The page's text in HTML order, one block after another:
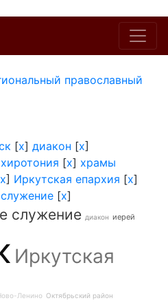
православный
[x] диакон [x]
хиротония [x] храмы
x] Иркутская епархия [x]
[x]
служение диакон иерей
Иркутская
Ленино Октябрьский район